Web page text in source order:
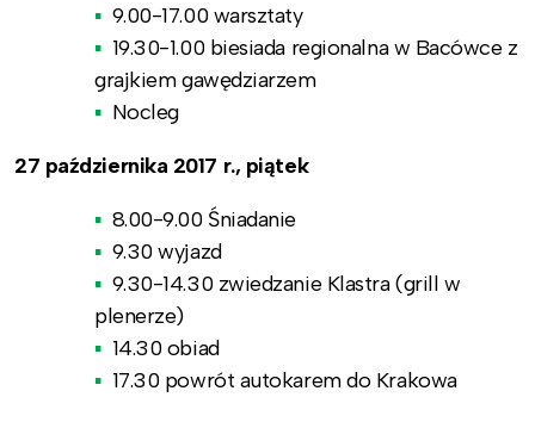
9.00-17.00 warsztaty
19.30-1.00 biesiada regionalna w Bacówce z
grajkiem gawędziarzem
Nocleg
27 października 2017 r., piątek
8.00-9.00 Śniadanie
9.30 wyjazd
9.30-14.30 zwiedzanie Klastra (grill w
plenerze)
14.30 obiad
17.30 powrót autokarem do Krakowa